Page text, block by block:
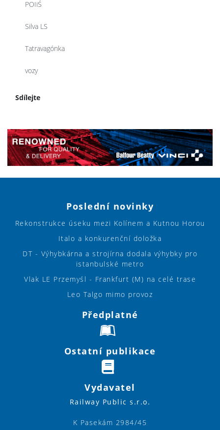
POIiŚ
Silva LS
Tatravagónka
vozy
Sdílejte
Poslední novinky
Rekonstrukce úseku mezi Kolínem a Kutnou Horou
Italo a konkurenční doložka
DT - Výhybkárna a strojírna dodala výhybky pro
istanbulské metro
Vlak LE Przemyśl - Frankfurt (M) na celé trase
Leo Talgo mimo provoz
Předplatné
Ostatní publikace
Vydavatel
Railway Public s.r.o.
K Pasekám 2984/45